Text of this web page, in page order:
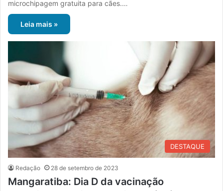
microchipagem gratuita para cães.…
Leia mais »
DESTAQUE
Redação 28 de setembro de 2023
Mangaratiba: Dia D da vacinação